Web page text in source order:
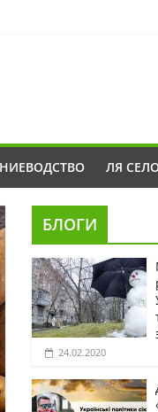
ЛЯ
БЛОГИ
24.02.2020